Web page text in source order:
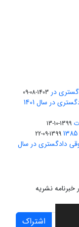
در 1403-08-09
در سال 1401
1399-10-13
1399-09-22
دادگستری در سال
خبرنامه نشریه
اشتراک